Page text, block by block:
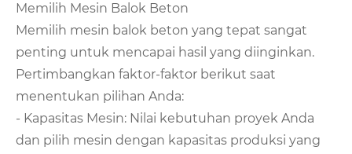
Memilih Mesin Balok Beton
Memilih mesin balok beton yang tepat sangat
penting untuk mencapai hasil yang diinginkan.
Pertimbangkan faktor-faktor berikut saat
menentukan pilihan Anda:
- Kapasitas Mesin: Nilai kebutuhan proyek Anda
dan pilih mesin dengan kapasitas produksi yang